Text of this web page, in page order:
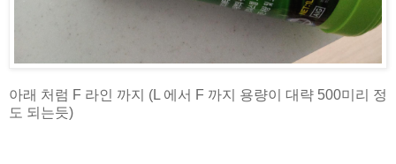
아래 처럼 F 라인 까지 (L 에서 F 까지 용량이 대략 500미리 정
도 되는듯)